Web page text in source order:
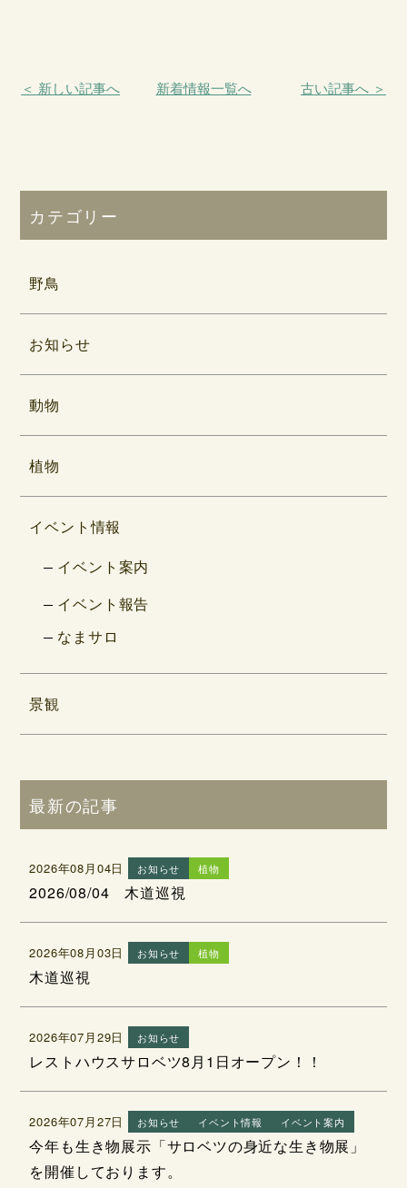
＜ 新しい記事へ 新着情報一覧へ 古い記事へ ＞
カテゴリー
野鳥
お知らせ
動物
植物
イベント情報
イベント案内
イベント報告
なまサロ
景観
最新の記事
2026年08月04日 お知らせ 植物
2026/08/04 木道巡視
2026年08月03日 お知らせ 植物
木道巡視
2026年07月29日 お知らせ
レストハウスサロベツ8月1日オープン！！
2026年07月27日 お知らせ イベント情報 イベント案内
今年も生き物展示「サロベツの身近な生き物展」
を開催しております。